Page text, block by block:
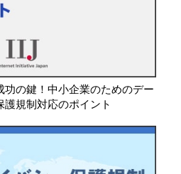
功の鍵！中小企業のためのデー
規制対応のポイント